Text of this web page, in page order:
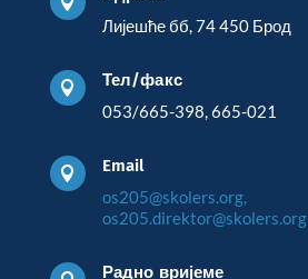
Лијешће бб, 74 450 Брод

Тел/факс
053/665-398, 665-021

Email
os205@skolers.org,
os205.direktor@skolers.org
Радно вријеме